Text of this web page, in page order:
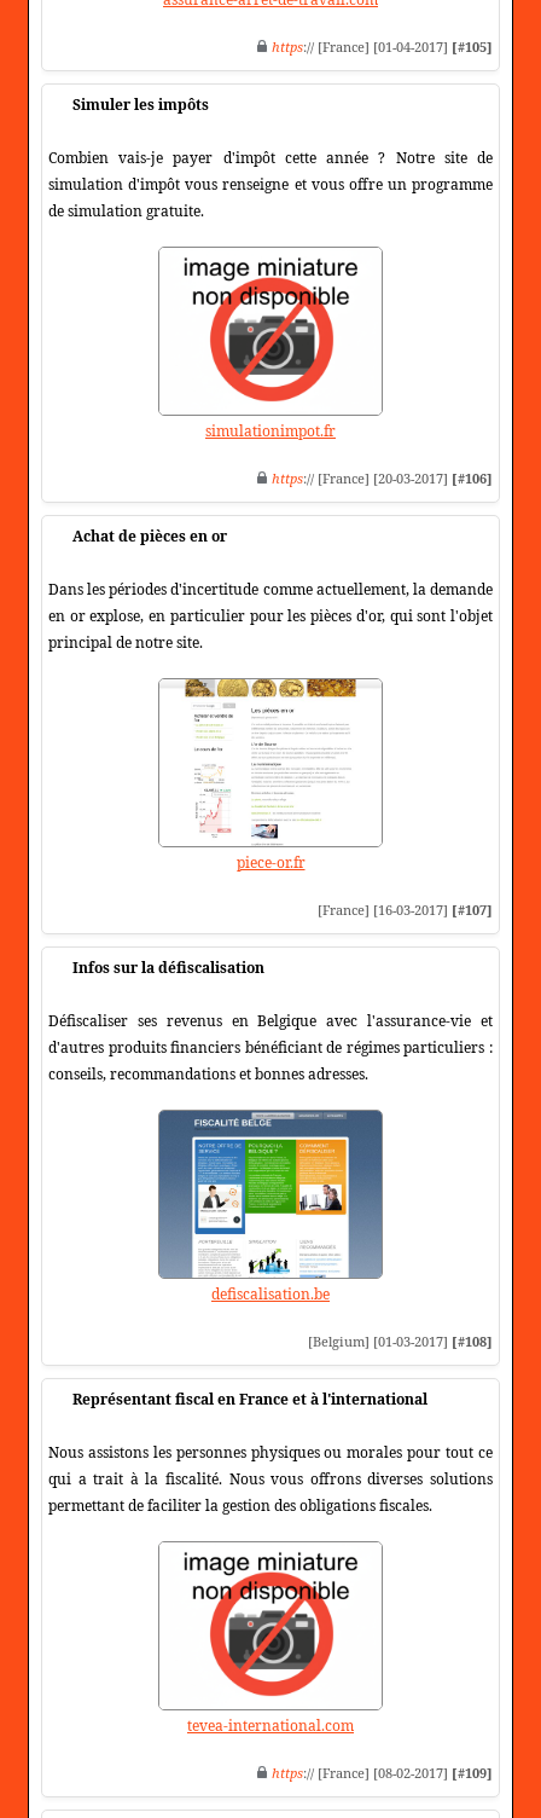
https:// [France] [01-04-2017] [#105]
Simuler les impôts
Combien vais-je payer d'impôt cette année ? Notre site de
simulation d'impôt vous renseigne et vous offre un programme
de simulation gratuite.
simulationimpot.fr
https:// [France] [20-03-2017] [#106]
Achat de pièces en or
Dans les périodes d'incertitude comme actuellement, la demande
en or explose, en particulier pour les pièces d'or, qui sont l'objet
principal de notre site.
piece-or.fr
[France] [16-03-2017] [#107]
Infos sur la défiscalisation
Défiscaliser ses revenus en Belgique avec l'assurance-vie et
d'autres produits financiers bénéficiant de régimes particuliers :
conseils, recommandations et bonnes adresses.
defiscalisation.be
[Belgium] [01-03-2017] [#108]
Représentant fiscal en France et à l'international
Nous assistons les personnes physiques ou morales pour tout ce
qui a trait à la fiscalité. Nous vous offrons diverses solutions
permettant de faciliter la gestion des obligations fiscales.
tevea-international.com
https:// [France] [08-02-2017] [#109]